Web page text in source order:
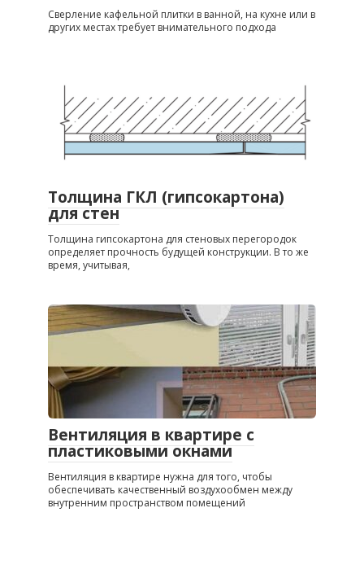
Сверление кафельной плитки в ванной, на кухне или в
других местах требует внимательного подхода
Толщина ГКЛ (гипсокартона)
для стен
Толщина гипсокартона для стеновых перегородок
определяет прочность будущей конструкции. В то же
время, учитывая,
Вентиляция в квартире с
пластиковыми окнами
Вентиляция в квартире нужна для того, чтобы
обеспечивать качественный воздухообмен между
внутренним пространством помещений